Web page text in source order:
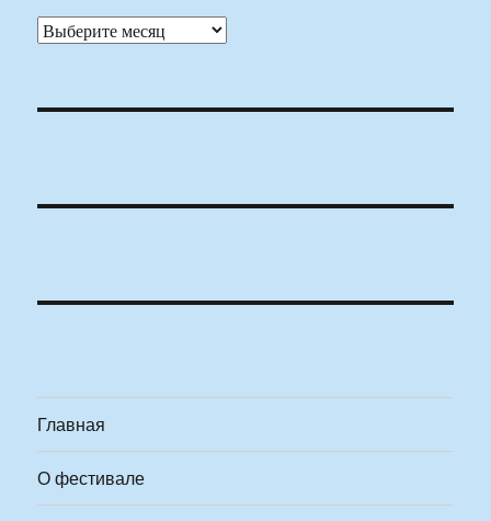
Архивы
Главная
О фестивале